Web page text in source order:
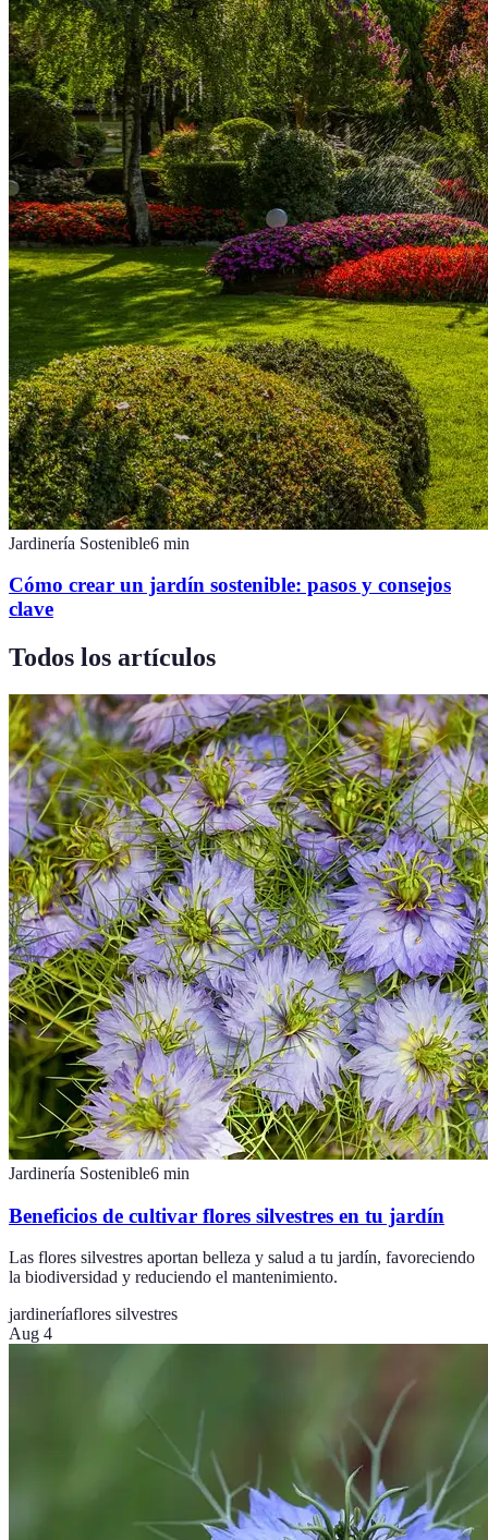
Jardinería Sostenible6 min
Cómo crear un jardín sostenible: pasos y consejos
clave
Todos los artículos
Jardinería Sostenible6 min
Beneficios de cultivar flores silvestres en tu jardín
Las flores silvestres aportan belleza y salud a tu jardín, favoreciendo
la biodiversidad y reduciendo el mantenimiento.
jardineríaflores silvestres
Aug 4